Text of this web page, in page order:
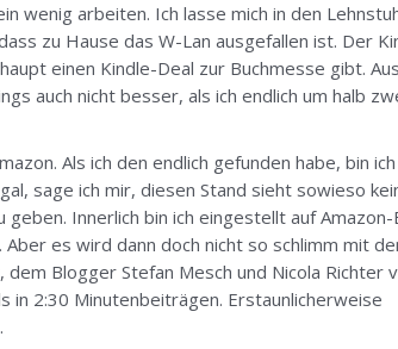
wenig arbeiten. Ich lasse mich in den
zu Hause das W-Lan ausgefallen ist. Der
einen Kindle-Deal zur Buchmesse gibt.
auch nicht besser, als ich endlich um halb
Als ich den endlich gefunden habe, bin
sage ich mir, diesen Stand sieht sowieso
Innerlich bin ich eingestellt auf Amazon-
es wird dann doch nicht so schlimm mit
Blogger Stefan Mesch und Nicola Richter
in 2:30 Minutenbeiträgen. Erstaunlicherweise